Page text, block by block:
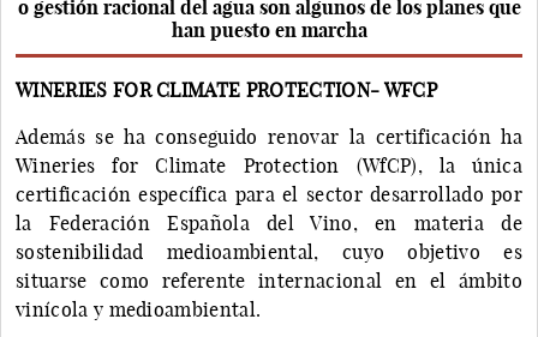
o gestión racional del agua son algunos de los planes que
han puesto en marcha
WINERIES FOR CLIMATE PROTECTION- WFCP
Además se ha conseguido renovar la certificación ha
Wineries for Climate Protection (WfCP), la única
certificación específica para el sector desarrollado por
la Federación Española del Vino, en materia de
sostenibilidad medioambiental, cuyo objetivo es
situarse como referente internacional en el ámbito
vinícola y medioambiental.